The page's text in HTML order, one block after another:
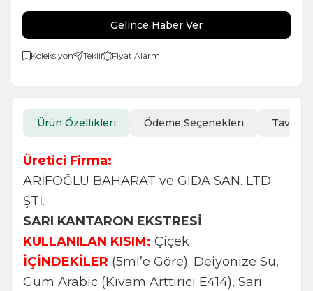
Gelince Haber Ver
Koleksiyon Teklif Fiyat Alarmı
Ürün Özellikleri Ödeme Seçenekleri Tavsiye
Üretici Firma:
ARİFOĞLU BAHARAT ve GIDA SAN. LTD.
ŞTİ.
SARI KANTARON EKSTRESİ
KULLANILAN KISIM: Çiçek
İÇİNDEKİLER (5ml’e Göre): Deiyonize Su,
Gum Arabic (Kıvam Arttırıcı E414), Sarı